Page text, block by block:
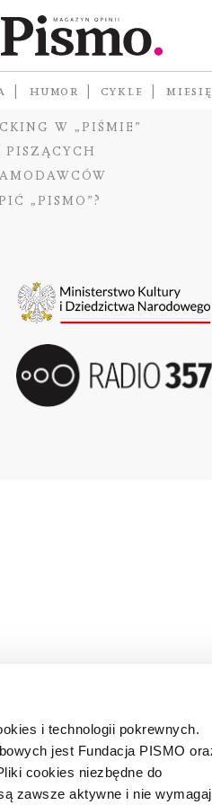
i technologii pokrewnych.
jest Fundacja PISMO
cookies niezbędne do
zawsze aktywne i nie
HUMOR CYKLE
W „PIŚMIE”
PISZĄCYCH
„PISMO”?